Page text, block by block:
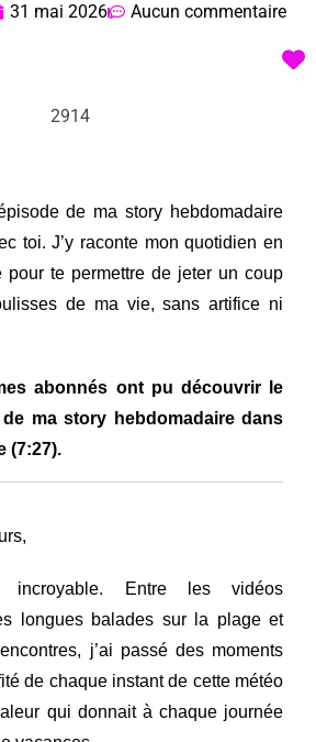
31 mai 2026 Aucun commentaire
2914
de ma story hebdomadaire
toi. J’y raconte mon quotidien en
pour te permettre de jeter un coup
de ma vie, sans artifice ni
abonnés ont pu découvrir le
ma story hebdomadaire dans
(7:27).
incroyable. Entre les vidéos
longues balades sur la plage et
j’ai passé des moments
de chaque instant de cette météo
qui donnait à chaque journée